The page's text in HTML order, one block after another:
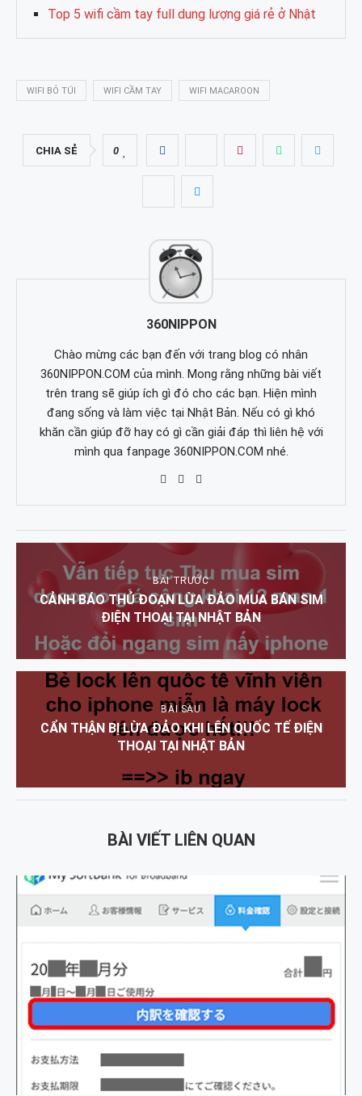
Top 5 wifi cầm tay full dung lượng giá rẻ ở Nhật
WIFI BỎ TÚI WIFI CẦM TAY WIFI MACAROON
CHIA SẺ 0
360NIPPON
Chào mừng các bạn đến với trang blog có nhân
360NIPPON.COM của mình. Mong rằng những bài viết
trên trang sẽ giúp ích gì đó cho các bạn. Hiện mình
đang sống và làm việc tại Nhật Bản. Nếu có gì khó
khăn cần giúp đỡ hay có gì cần giải đáp thì liên hệ với
mình qua fanpage 360NIPPON.COM nhé.
BÀI TRƯỚC
CẢNH BÁO THỦ ĐOẠN LỪA ĐẢO MUA BÁN SIM
ĐIỆN THOẠI TẠI NHẬT BẢN
BÀI SAU
CẨN THẬN BỊ LỪA ĐẢO KHI LÊN QUỐC TẾ ĐIỆN
THOẠI TẠI NHẬT BẢN
BÀI VIẾT LIÊN QUAN